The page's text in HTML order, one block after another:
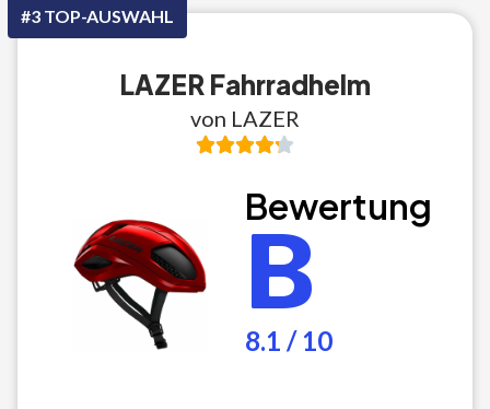
#3 TOP-AUSWAHL
LAZER Fahrradhelm
von LAZER
Bewertung
B
8.1 / 10